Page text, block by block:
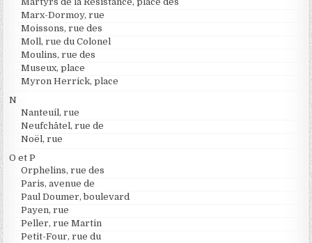
Marx-Dormoy, rue
Moissons, rue des
Moll, rue du Colonel
Moulins, rue des
Museux, place
Myron Herrick, place
N
Nanteuil, rue
Neufchâtel, rue de
Noël, rue
O et P
Orphelins, rue des
Paris, avenue de
Paul Doumer, boulevard
Payen, rue
Peller, rue Martin
Petit-Four, rue du